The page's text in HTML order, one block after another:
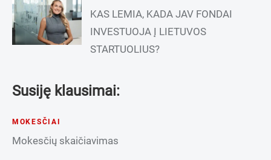
KAS LEMIA, KADA JAV FONDAI
INVESTUOJA Į LIETUVOS
STARTUOLIUS?
Susiję klausimai:
MOKESČIAI
Mokesčių skaičiavimas